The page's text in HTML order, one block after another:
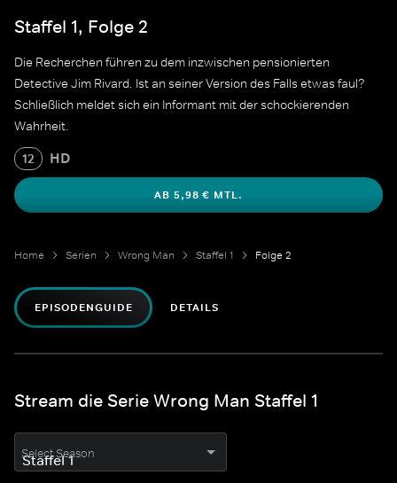
Staffel 1, Folge 2
Die Recherchen führen zu dem inzwischen pensionierten
Detective Jim Rivard. Ist an seiner Version des Falls etwas faul?
Schließlich meldet sich ein Informant mit der schockierenden
Wahrheit.
12 HD
AB 5,98 € MTL.
Home Serien Wrong Man Staffel 1 Folge 2
EPISODENGUIDE DETAILS
Stream die Serie Wrong Man Staffel 1
Select Season